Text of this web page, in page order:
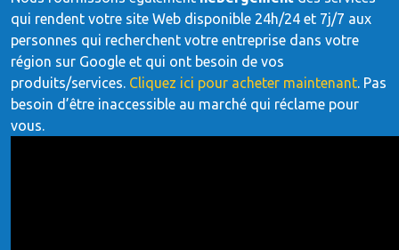
qui rendent votre site Web disponible 24h/24 et 7j/7 aux
personnes qui recherchent votre entreprise dans votre
région sur Google et qui ont besoin de vos
produits/services. Cliquez ici pour acheter maintenant. Pas
besoin d’être inaccessible au marché qui réclame pour
vous.